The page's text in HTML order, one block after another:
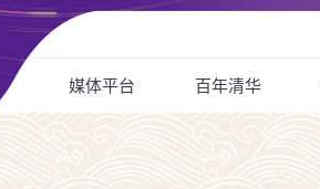
媒体平台 百年清华